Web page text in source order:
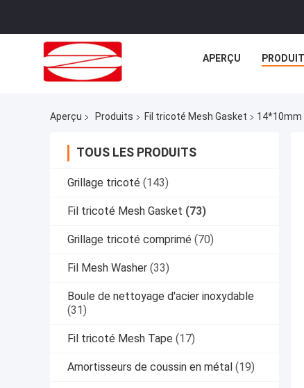
APERÇU
Aperçu Produits Fil tricoté Mesh Gasket 14*10mm
TOUS LES PRODUITS
Grillage tricoté (143)
Fil tricoté Mesh Gasket (73)
Grillage tricoté comprimé (70)
Fil Mesh Washer (33)
Boule de nettoyage d'acier inoxydable
(31)
Fil tricoté Mesh Tape (17)
Amortisseurs de coussin en métal (19)